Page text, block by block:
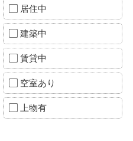
居住中
建築中
賃貸中
空室あり
上物有